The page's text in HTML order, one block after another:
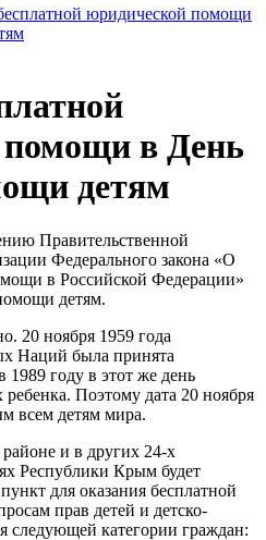
юридической помощи
в День
детям
Правительственной
Федерального закона «О
в Российской Федерации»
детям.
20 ноября 1959 года
Наций была принята
1989 году в этот же день
Поэтому дата 20 ноября
всем детям мира.
и в других 24-х
Республики Крым будет
для оказания бесплатной
прав детей и детско-
следующей категории граждан: